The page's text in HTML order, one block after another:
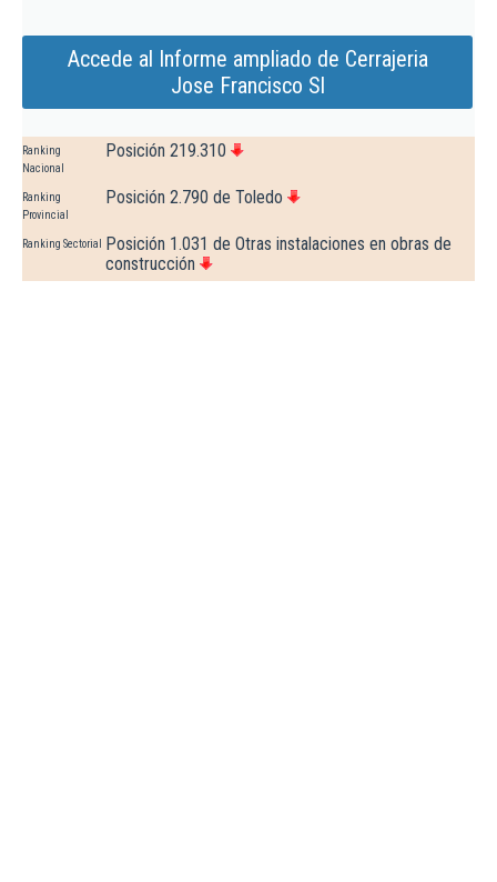
Accede al Informe ampliado de Cerrajeria
Jose Francisco Sl
Ranking
Nacional
Posición 219.310
Ranking
Provincial
Posición 2.790 de Toledo
Ranking Sectorial
Posición 1.031 de Otras instalaciones en obras de
construcción